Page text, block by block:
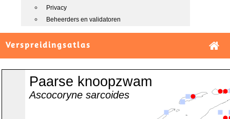
Privacy
Beheerders en validatoren
Verspreidingsatlas